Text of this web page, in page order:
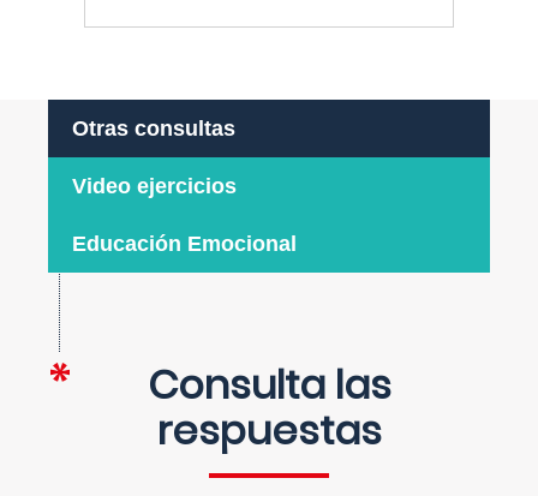
Otras consultas
Video ejercicios
Educación Emocional
Consulta las
respuestas